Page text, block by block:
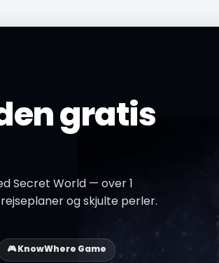
gratis
Secret World — over 1
og skjulte perler.
🎮 KnowWhere Game